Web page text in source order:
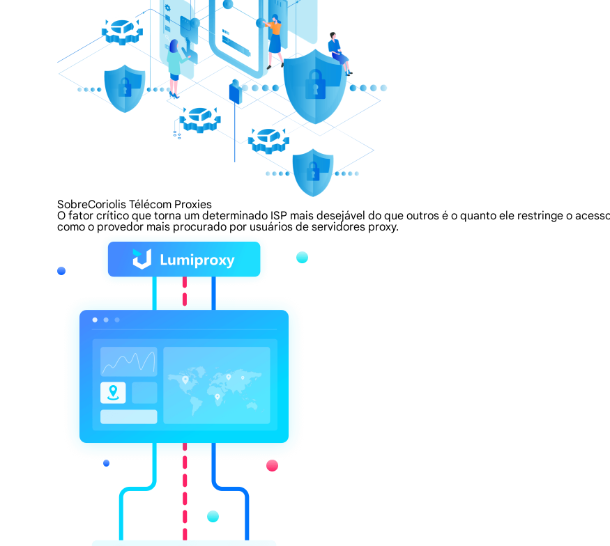
SobreCoriolis Télécom Proxies
O fator crítico que torna um determinado ISP mais desejável do que outros é o quanto ele restringe o
como o provedor mais procurado por usuários de servidores proxy.